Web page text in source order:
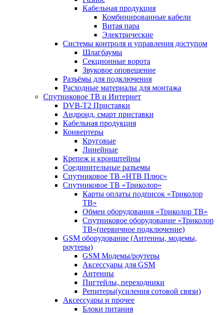
Кабельная продукция
Комбинированные кабели
Витая пара
Электрические
Системы контроля и управления доступом
Шлагбаумы
Секционные ворота
Звуковое оповещение
Разъёмы для подключения
Расходные материалы для монтажа
Спутниковое ТВ и Интернет
DVB-Т2 Приставки
Андроид, смарт приставки
Кабельная продукция
Конвертеры
Круговые
Линейные
Крепеж и кронштейны
Соединительные разъемы
Спутниковое ТВ «НТВ Плюс»
Спутниковое ТВ «Триколор»
Карты оплаты подписок «Триколор
ТВ»
Обмен оборудования «Триколор ТВ»
Спутниковое оборудование «Триколор
ТВ»(первичное подключение)
GSM оборудование (Антенны, модемы,
роутеры)
GSM Модемы/роутеры
Аксессуары для GSM
Антенны
Пигтейлы, переходники
Репитеры(усиления сотовой связи)
Аксессуары и прочее
Блоки питания